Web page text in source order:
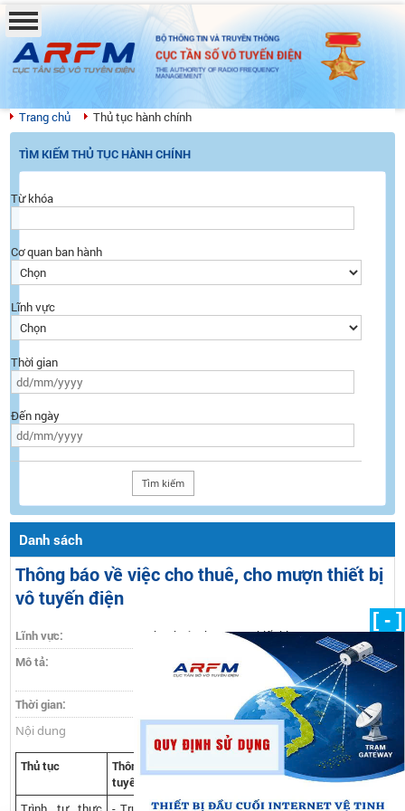
BỘ THÔNG TIN VÀ TRUYỀN THÔNG
CỤC TẦN SỐ VÔ TUYẾN ĐIỆN
THE AUTHORITY OF RADIO FREQUENCY
MANAGEMENT
Trang chủ Thủ tục hành chính
TÌM KIẾM THỦ TỤC HÀNH CHÍNH
Từ khóa
Cơ quan ban hành
Lĩnh vực
Thời gian
Đến ngày
Danh sách
Thông báo về việc cho thuê, cho mượn thiết bị
vô tuyến điện
Lĩnh vực:
Cho thuê, cho mượn thiết bị VTĐ
Mô tả:
Thông báo về việc cho thuê, cho mượn thiết bị
vô tuyến điện
Thời gian:
Nội dung
Thủ tục
Thông báo về việc cho thuê, cho mượn thiết bị vô
tuyến điện
[ - ]